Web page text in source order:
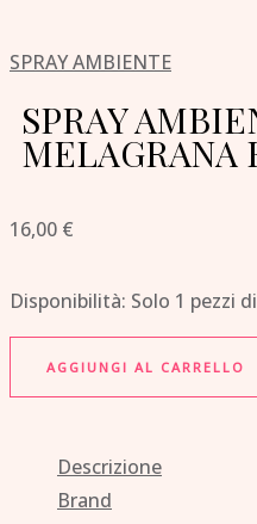
SPRAY AMBIENTE
SPRAY
MELAGRANA
16,00 €
Disponibilità: Solo 1 pezzi
AGGIUNGI AL CARRELLO
Descrizione
Brand